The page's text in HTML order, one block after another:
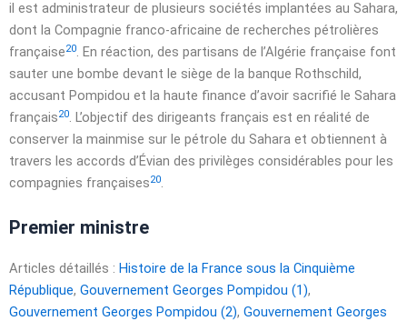
il est administrateur de plusieurs sociétés implantées au Sahara,
dont la Compagnie franco-africaine de recherches pétrolières
française20. En réaction, des partisans de l’Algérie française font
sauter une bombe devant le siège de la banque Rothschild,
accusant Pompidou et la haute finance d’avoir sacrifié le Sahara
français20. L’objectif des dirigeants français est en réalité de
conserver la mainmise sur le pétrole du Sahara et obtiennent à
travers les accords d’Évian des privilèges considérables pour les
compagnies françaises20.
Premier ministre
Articles détaillés : Histoire de la France sous la Cinquième
République, Gouvernement Georges Pompidou (1),
Gouvernement Georges Pompidou (2), Gouvernement Georges